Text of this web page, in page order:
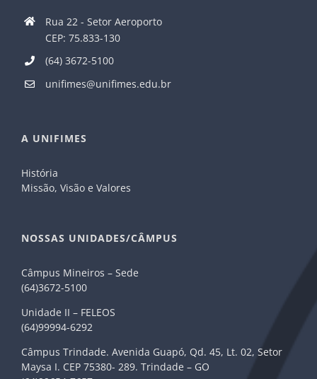
Rua 22 - Setor Aeroporto
CEP: 75.833-130
(64) 3672-5100
unifimes@unifimes.edu.br
A UNIFIMES
História
Missão, Visão e Valores
NOSSAS UNIDADES/CÂMPUS
Câmpus Mineiros – Sede
(64)3672-5100
Unidade II – FELEOS
(64)99994-6292
Câmpus Trindade. Avenida Guapó, Qd. 45, Lt. 02, Setor
Maysa I. CEP 75380- 289. Trindade – GO